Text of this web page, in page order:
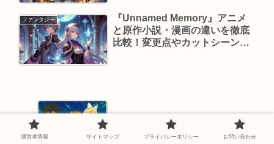
ファンタジー
『Unnamed Memory』アニメ
と原作小説・漫画の違いを徹底
比較！変更点やカットシーンも
今からでも遅くない！盾の勇者第4期は
初見でも楽しめる神展開とは？
運営者情報 サイトマップ プライバシーポリシー お問い合わせ